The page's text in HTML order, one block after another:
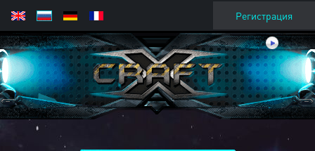
Регистрация